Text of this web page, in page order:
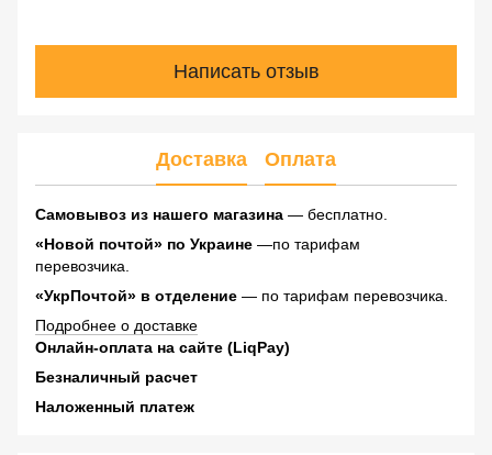
Написать отзыв
Доставка Оплата
Самовывоз из нашего магазина — бесплатно.
«Новой почтой» по Украине —по тарифам
перевозчика.
«УкрПочтой» в отделение — по тарифам перевозчика.
Подробнее о доставке
Онлайн-оплата на сайте (LiqPay)
Безналичный расчет
Наложенный платеж